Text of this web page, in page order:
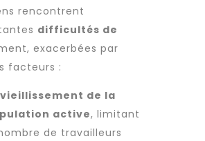
rencontrent
difficultés de
, exacerbées par
facteurs :
vieillissement de la
active, limitant
de travailleurs